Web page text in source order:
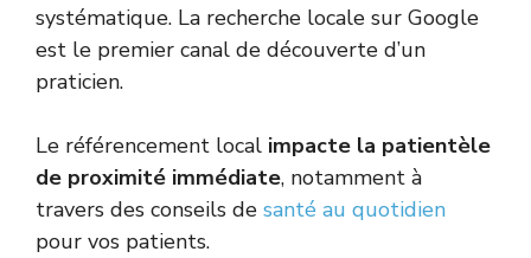
systématique. La recherche locale sur Google
est le premier canal de découverte d’un
praticien.
Le référencement local impacte la patientèle
de proximité immédiate, notamment à
travers des conseils de santé au quotidien
pour vos patients.